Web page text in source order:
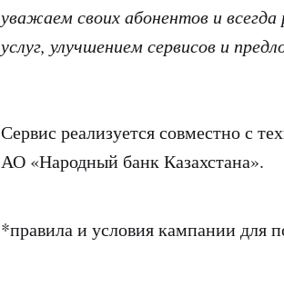
уважаем своих абонентов и
услуг, улучшением сервисов и
Сервис реализуется совместно с
АО «Народный банк Казахстана».
*правила и условия кампании для